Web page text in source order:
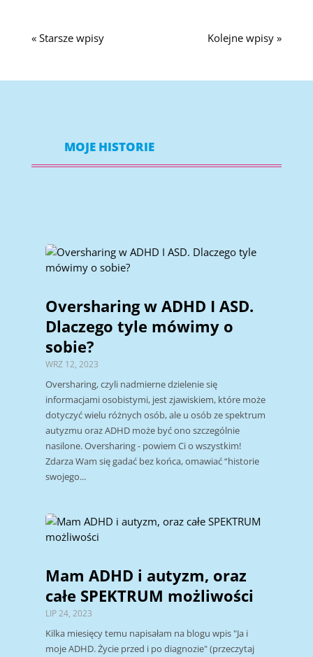
« Starsze wpisy Kolejne wpisy »
MOJE HISTORIE
Oversharing w ADHD I ASD.
Dlaczego tyle mówimy o
sobie?
WRZ 12, 2023
Oversharing, czyli nadmierne dzielenie się
informacjami osobistymi, jest zjawiskiem, które może
dotyczyć wielu różnych osób, ale u osób ze spektrum
autyzmu oraz ADHD może być ono szczególnie
nasilone. Oversharing - powiem Ci o wszystkim!
Zdarza Wam się gadać bez końca, omawiać “historie
swojego...
Mam ADHD i autyzm, oraz
całe SPEKTRUM możliwości
LIP 24, 2023
Kilka miesięcy temu napisałam na blogu wpis "Ja i
moje ADHD. Życie przed i po diagnozie" (przeczytaj